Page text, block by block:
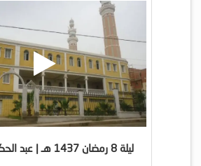
ليلة 8 رمضان 1437 هـ | عبد الحكيم لموشية